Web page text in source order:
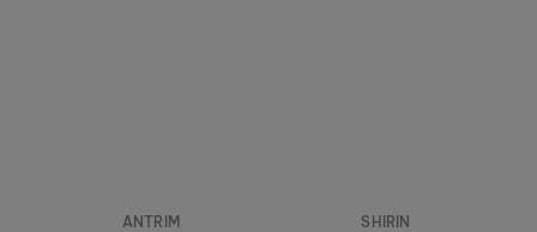
ANTRIM SHIRIN